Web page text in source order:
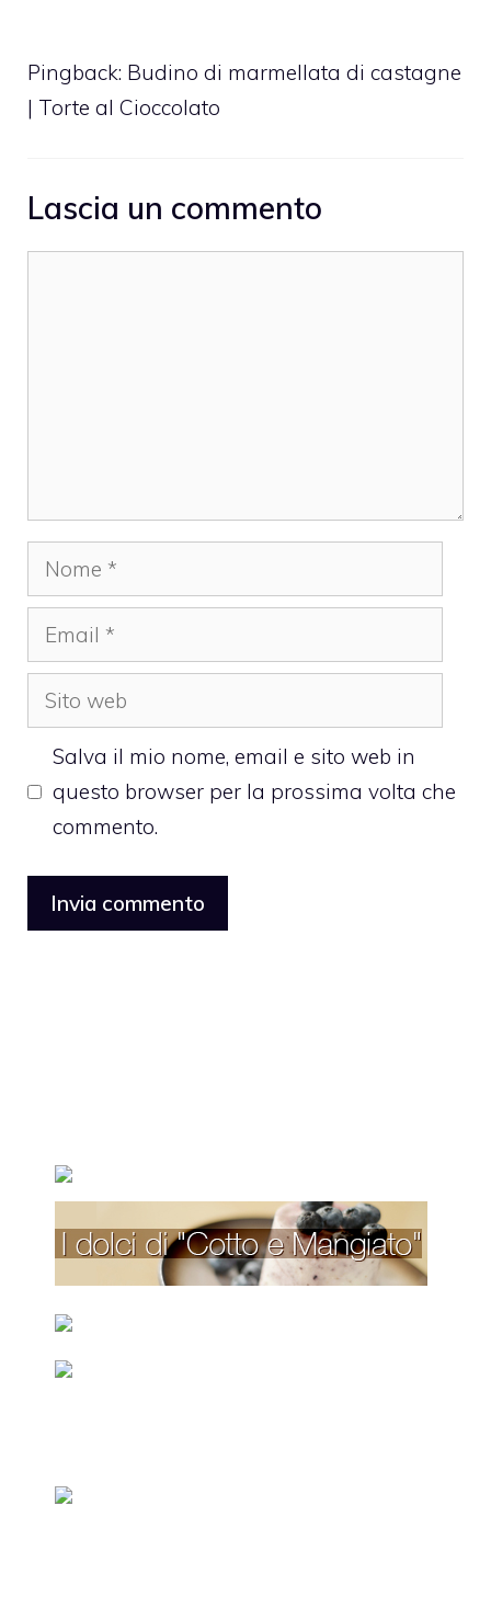
Pingback: Budino di marmellata di castagne
| Torte al Cioccolato
Lascia un commento
Nome
Email
Sito
web
Salva il mio nome, email e sito web in
questo browser per la prossima volta che
commento.